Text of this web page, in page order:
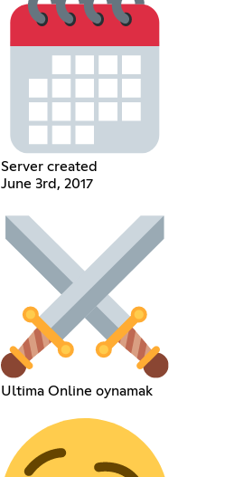
Server created
June 3rd, 2017
Ultima Online oynamak